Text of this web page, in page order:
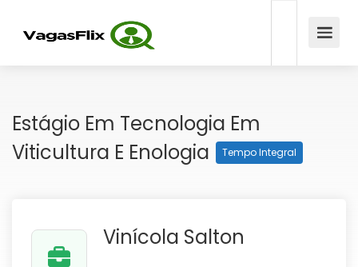
Estágio Em Tecnologia Em
Viticultura E Enologia
Tempo Integral
Vinícola Salton